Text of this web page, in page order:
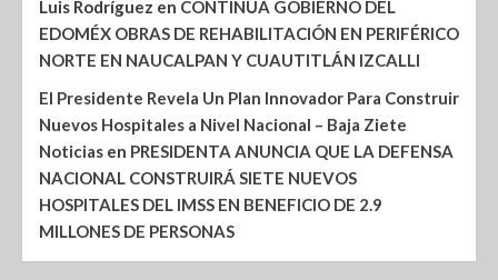
Luis Rodríguez en CONTINÚA GOBIERNO DEL
EDOMÉX OBRAS DE REHABILITACIÓN EN PERIFÉRICO
NORTE EN NAUCALPAN Y CUAUTITLÁN IZCALLI
El Presidente Revela Un Plan Innovador Para Construir
Nuevos Hospitales a Nivel Nacional – Baja Ziete
Noticias en PRESIDENTA ANUNCIA QUE LA DEFENSA
NACIONAL CONSTRUIRÁ SIETE NUEVOS
HOSPITALES DEL IMSS EN BENEFICIO DE 2.9
MILLONES DE PERSONAS